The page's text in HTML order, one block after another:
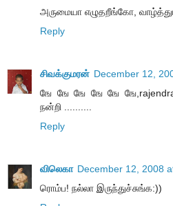
அருமையா எழுதறீங்கோ,
Reply
சிவக்குமரன் December 12,
ஙே ஙே ஙே ஙே ஙே
நன்றி ..........
Reply
விலெகா December 12, 2008
ரொம்ப! நல்லா இருந்துச்சுங்க:))